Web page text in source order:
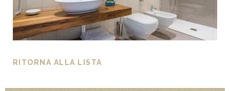
RITORNA ALLA LISTA